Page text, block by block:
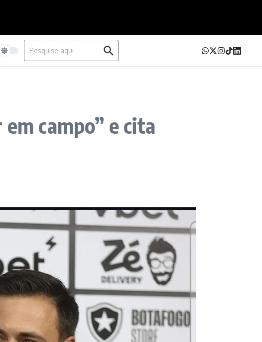
Procurar por:
campo” e cita